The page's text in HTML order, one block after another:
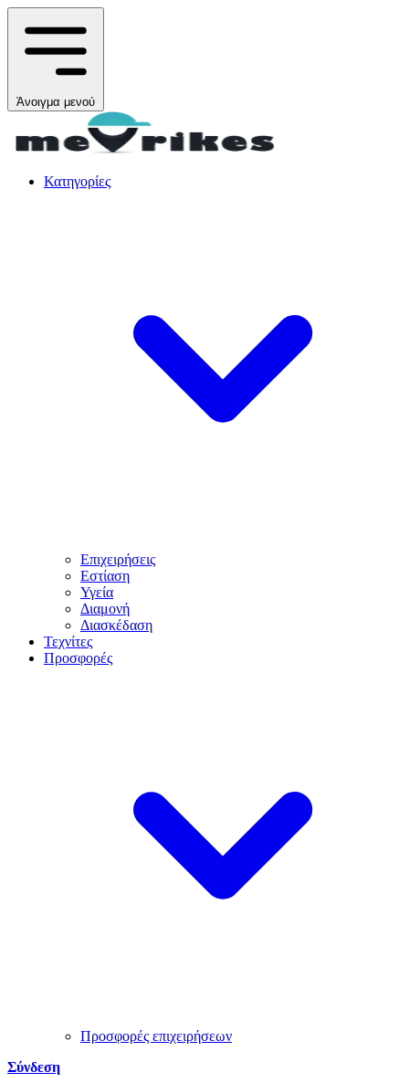
Άνοιγμα μενού
Κατηγορίες
Επιχειρήσεις
Εστίαση
Υγεία
Διαμονή
Διασκέδαση
Τεχνίτες
Προσφορές
Προσφορές επιχειρήσεων
Σύνδεση